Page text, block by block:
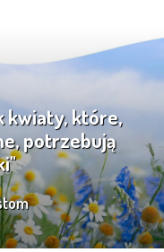
kwiaty, które,
potrzebują